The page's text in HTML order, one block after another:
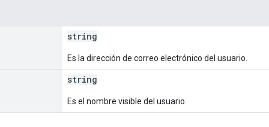
string
Es la dirección de correo electrónico del usuario.
string
Es el nombre visible del usuario.